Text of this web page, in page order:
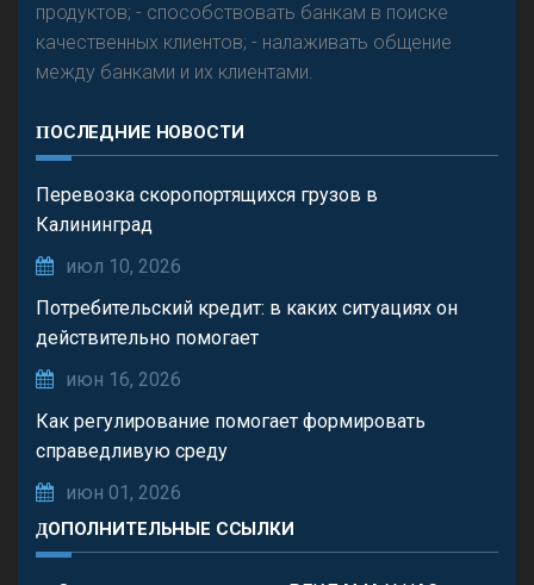
продуктов; - способствовать банкам в поиске
качественных клиентов; - налаживать общение
между банками и их клиентами.
ПОСЛЕДНИЕ НОВОСТИ
Перевозка скоропортящихся грузов в
Калининград
июл 10, 2026
Потребительский кредит: в каких ситуациях он
действительно помогает
июн 16, 2026
Как регулирование помогает формировать
справедливую среду
июн 01, 2026
ДОПОЛНИТЕЛЬНЫЕ ССЫЛКИ